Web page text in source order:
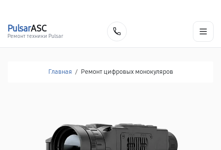
PulsarASC
Ремонт техники Pulsar
Главная / Ремонт цифровых монокуляров